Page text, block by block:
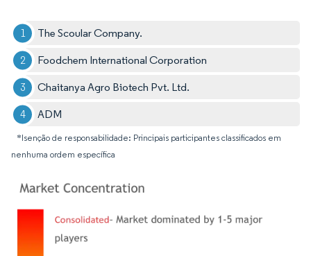
The Scoular Company.
Foodchem International Corporation
Chaitanya Agro Biotech Pvt. Ltd.
ADM
*Isenção de responsabilidade: Principais participantes classificados em
nenhuma ordem específica